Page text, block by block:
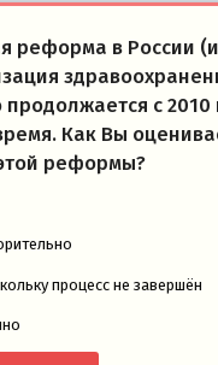
реформа в России
с 2010
Как Вы
реформы?
процесс не завершён